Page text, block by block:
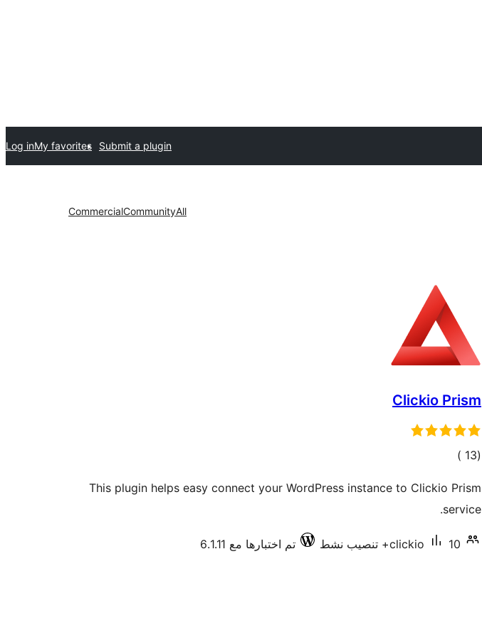
Submit a plugin
My favorites
Log in
All
Community
Commercial
Clickio Prism
(13
إجمالي)
This plugin helps easy connect your WordPress instance to Clickio Prism
service.
clickio 10+ تنصيب نشط تم اختبارها مع 6.1.11